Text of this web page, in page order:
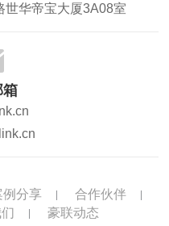
世华帝宝大厦3A08室
箱
例分享
合作伙伴
豪联动态